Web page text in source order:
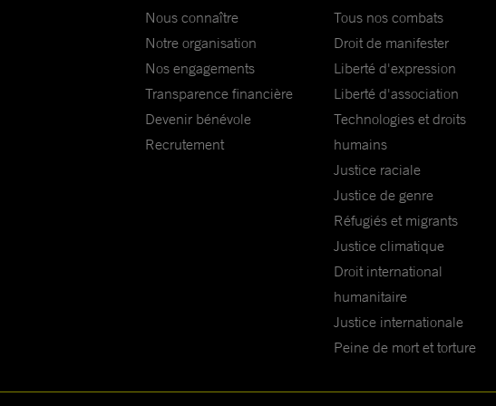
Nous connaître
Notre organisation
Nos engagements
Transparence financière
Devenir bénévole
Recrutement
Tous nos combats
Droit de manifester
Liberté d'expression
Liberté d'association
Technologies et droits
humains
Justice raciale
Justice de genre
Réfugiés et migrants
Justice climatique
Droit international
humanitaire
Justice internationale
Peine de mort et torture